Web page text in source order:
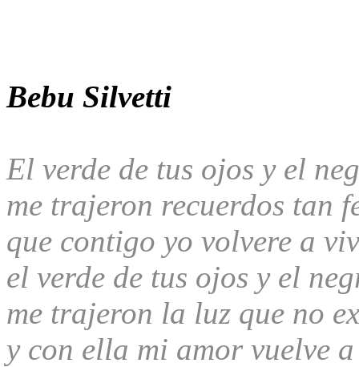
Bebu Silvetti
El verde de tus ojos y el
me trajeron recuerdos tan
que contigo yo volvere a
el verde de tus ojos y el
me trajeron la luz que no
y con ella mi amor vuelve